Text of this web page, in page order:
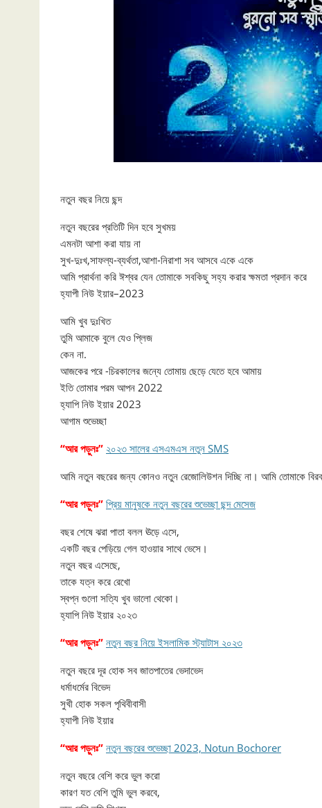
নতুন বছর নিয়ে ছন্দ
নতুন বছরের প্রতিটি দিন হবে সুখময়
এমনটা আশা করা যায় না
সুখ-দুঃখ,সাফল্য-ব্যর্থতা,আশা-নিরাশা সব আসবে একে একে
আমি প্রার্থনা করি ঈশ্বর যেন তোমাকে সবকিছু সহ্য করার ক্ষমতা প্রদান করে
হ্যাপী নিউ ইয়ার–2023
আমি খুব দুঃখিত
তুমি আমাকে বুলে যেও প্লিজ
কেন না.
আজকের পরে -চিরকালের জন্যে তোমায় ছেড়ে যেতে হবে আমায়
ইতি তোমার পরম আপন 2022
হ্যাপি নিউ ইয়ার 2023
আগাম শুভেচ্ছা
“আর পড়ুনঃ” ২০২৩ সালের এসএমএস নতুন SMS
আমি নতুন বছরের জন্য কোনও নতুন রেজোলিউশন দিচ্ছি না। আমি তোমাকে
“আর পড়ুনঃ” প্রিয় মানুষকে নতুন বছরের শুভেচ্ছা ছন্দ মেসেজ
বছর শেষে ঝরা পাতা বলল ঊড়ে এসে,
একটি বছর পেড়িয়ে গেল হাওয়ার সাথে ভেসে।
নতুন বছর এসেছে,
তাকে যত্ন করে রেখো
স্বপ্ন গুলো সত্যি খুব ভালো থেকো।
হ্যাপি নিউ ইয়ার ২০২৩
“আর পড়ুনঃ” নতুন বছর নিয়ে ইসলামিক স্ট্যাটাস ২০২৩
নতুন বছরে দূর হোক সব জাতপাতের ভেদাভেদ
ধর্মাধর্মের বিভেদ
সুখী হোক সকল পৃথিবীবাসী
হ্যাপী নিউ ইয়ার
“আর পড়ুনঃ” নতুন বছরের শুভেচ্ছা 2023, Notun Bochorer
নতুন বছরে বেশি করে ভুল করো
কারণ যত বেশি তুমি ভুল করবে,